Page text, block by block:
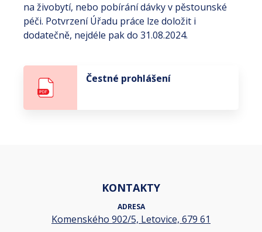
na živobytí, nebo pobírání dávky v pěstounské
péči. Potvrzení Úřadu práce lze doložit i
dodatečně, nejdéle pak do 31.08.2024.
Čestné prohlášení
KONTAKTY
ADRESA
Komenského 902/5, Letovice, 679 61